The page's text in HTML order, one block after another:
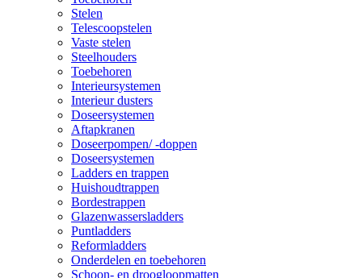
Stelen
Telescoopstelen
Vaste stelen
Steelhouders
Toebehoren
Interieursystemen
Interieur dusters
Doseersystemen
Aftapkranen
Doseerpompen/ -doppen
Doseersystemen
Ladders en trappen
Huishoudtrappen
Bordestrappen
Glazenwassersladders
Puntladders
Reformladders
Onderdelen en toebehoren
Schoon- en droogloopmatten